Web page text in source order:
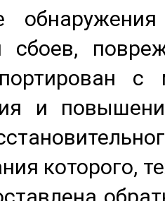
сбоев,
с
и
которого,